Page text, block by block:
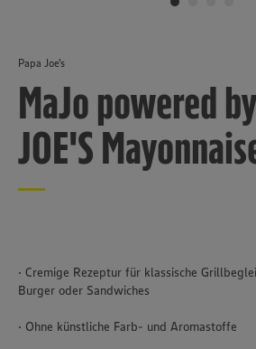
Papa Joe's
MaJo powered
JOE'S
· Cremige Rezeptur für klassische
Burger oder Sandwiches
· Ohne künstliche Farb- und Aromastoffe